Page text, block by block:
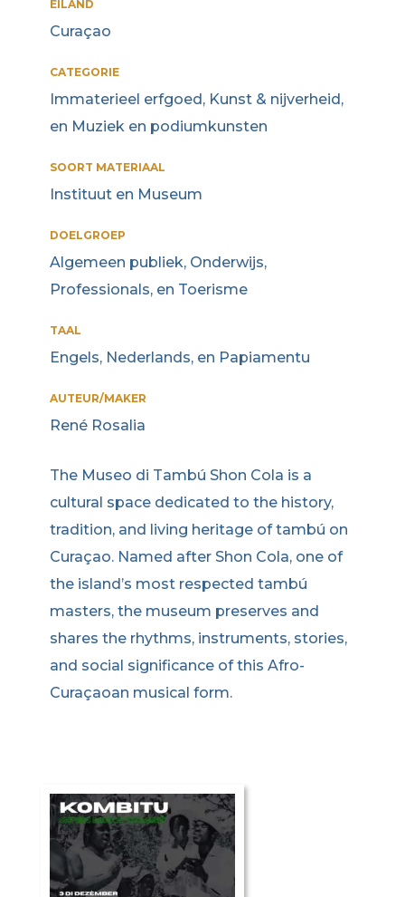
EILAND
Curaçao
CATEGORIE
Immaterieel erfgoed, Kunst & nijverheid,
en Muziek en podiumkunsten
SOORT MATERIAAL
Instituut en Museum
DOELGROEP
Algemeen publiek, Onderwijs,
Professionals, en Toerisme
TAAL
Engels, Nederlands, en Papiamentu
AUTEUR/MAKER
René Rosalia
The Museo di Tambú Shon Cola is a
cultural space dedicated to the history,
tradition, and living heritage of tambú on
Curaçao. Named after Shon Cola, one of
the island’s most respected tambú
masters, the museum preserves and
shares the rhythms, instruments, stories,
and social significance of this Afro-
Curaçaoan musical form.